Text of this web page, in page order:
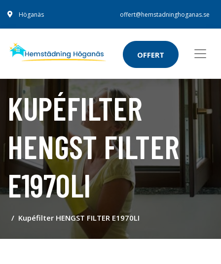
Höganäs offert@hemstadninghoganas.se
OFFERT
KUPÉFILTER
HENGST FILTER
E1970LI
Kupéfilter HENGST FILTER E1970LI